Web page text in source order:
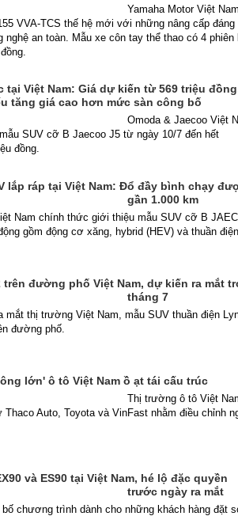
Yamaha Motor Việt Nam
VVA-TCS thế hệ mới với những nâng cấp đáng
an toàn. Mẫu xe côn tay thể thao có 4 phiên
Việt Nam: Giá dự kiến từ 569 triệu
tăng giá cao hơn mức sàn công bố
Omoda & Jaecoo Việt
SUV cỡ B Jaecoo J5 từ ngày 10/7 đến hết
đồng.
lắp ráp tại Việt Nam: Đổ đầy bình chạy
gần 1.000 km
Nam chính thức giới thiệu mẫu SUV cỡ B
gồm động cơ xăng, hybrid (HEV) và thuần điện
đường phố Việt Nam, dự kiến ra mắt
tháng 7
thị trường Việt Nam, mẫu SUV thuần điện
đường phố.
lớn' ô tô Việt Nam ồ ạt tái cấu trúc
Thị trường ô tô Việt
Auto, Toyota và VinFast nhằm điều chỉnh
và ES90 tại Việt Nam, hé lộ đặc quyền
trước ngày ra mắt
chương trình dành cho những khách hàng đặt